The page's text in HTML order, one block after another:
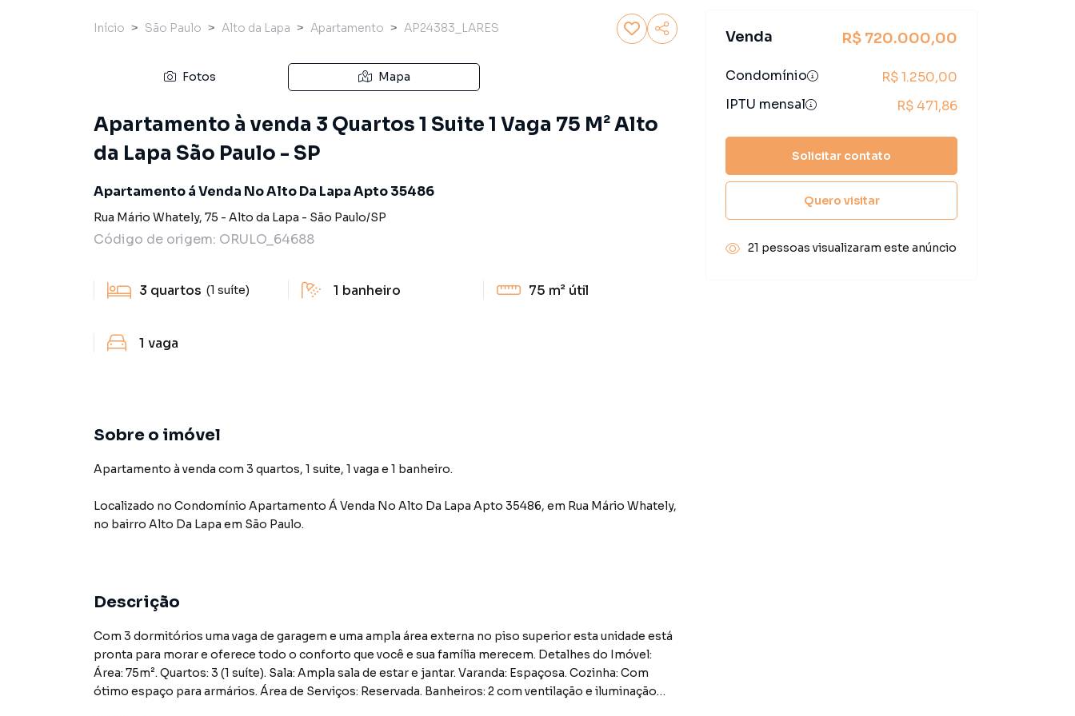
Início São Paulo Alto da Lapa Apartamento AP24383_LARES
Fotos Mapa
Apartamento à venda 3 Quartos 1 Suite 1 Vaga 75 M² Alto
da Lapa São Paulo - SP
Apartamento á Venda No Alto Da Lapa Apto 35486
Rua Mário Whately, 75 - Alto da Lapa - São Paulo/SP
Código de origem: ORULO_64688
3 quartos (1 suíte) 1 banheiro 75 m² útil
1 vaga
Sobre o imóvel
Apartamento à venda com 3 quartos, 1 suite, 1 vaga e 1 banheiro.
Localizado no Condomínio Apartamento Á Venda No Alto Da Lapa Apto 35486, em Rua Mário Whately,
no bairro Alto Da Lapa em São Paulo.
Descrição
Com 3 dormitórios uma vaga de garagem e uma ampla área externa no piso superior esta unidade está
pronta para morar e oferece todo o conforto que você e sua família merecem. Detalhes do Imóvel:
Área: 75m². Quartos: 3 (1 suíte). Sala: Ampla sala de estar e jantar. Varanda: Espaçosa. Cozinha: Com
ótimo espaço para armários. Área de Serviços: Reservada. Banheiros: 2 com ventilação e iluminação
Venda R$ 720.000,00
Condomínio
R$ 1.250,00
IPTU mensal
R$ 471,86
Solicitar contato
Quero visitar
21 pessoas visualizaram este anúncio